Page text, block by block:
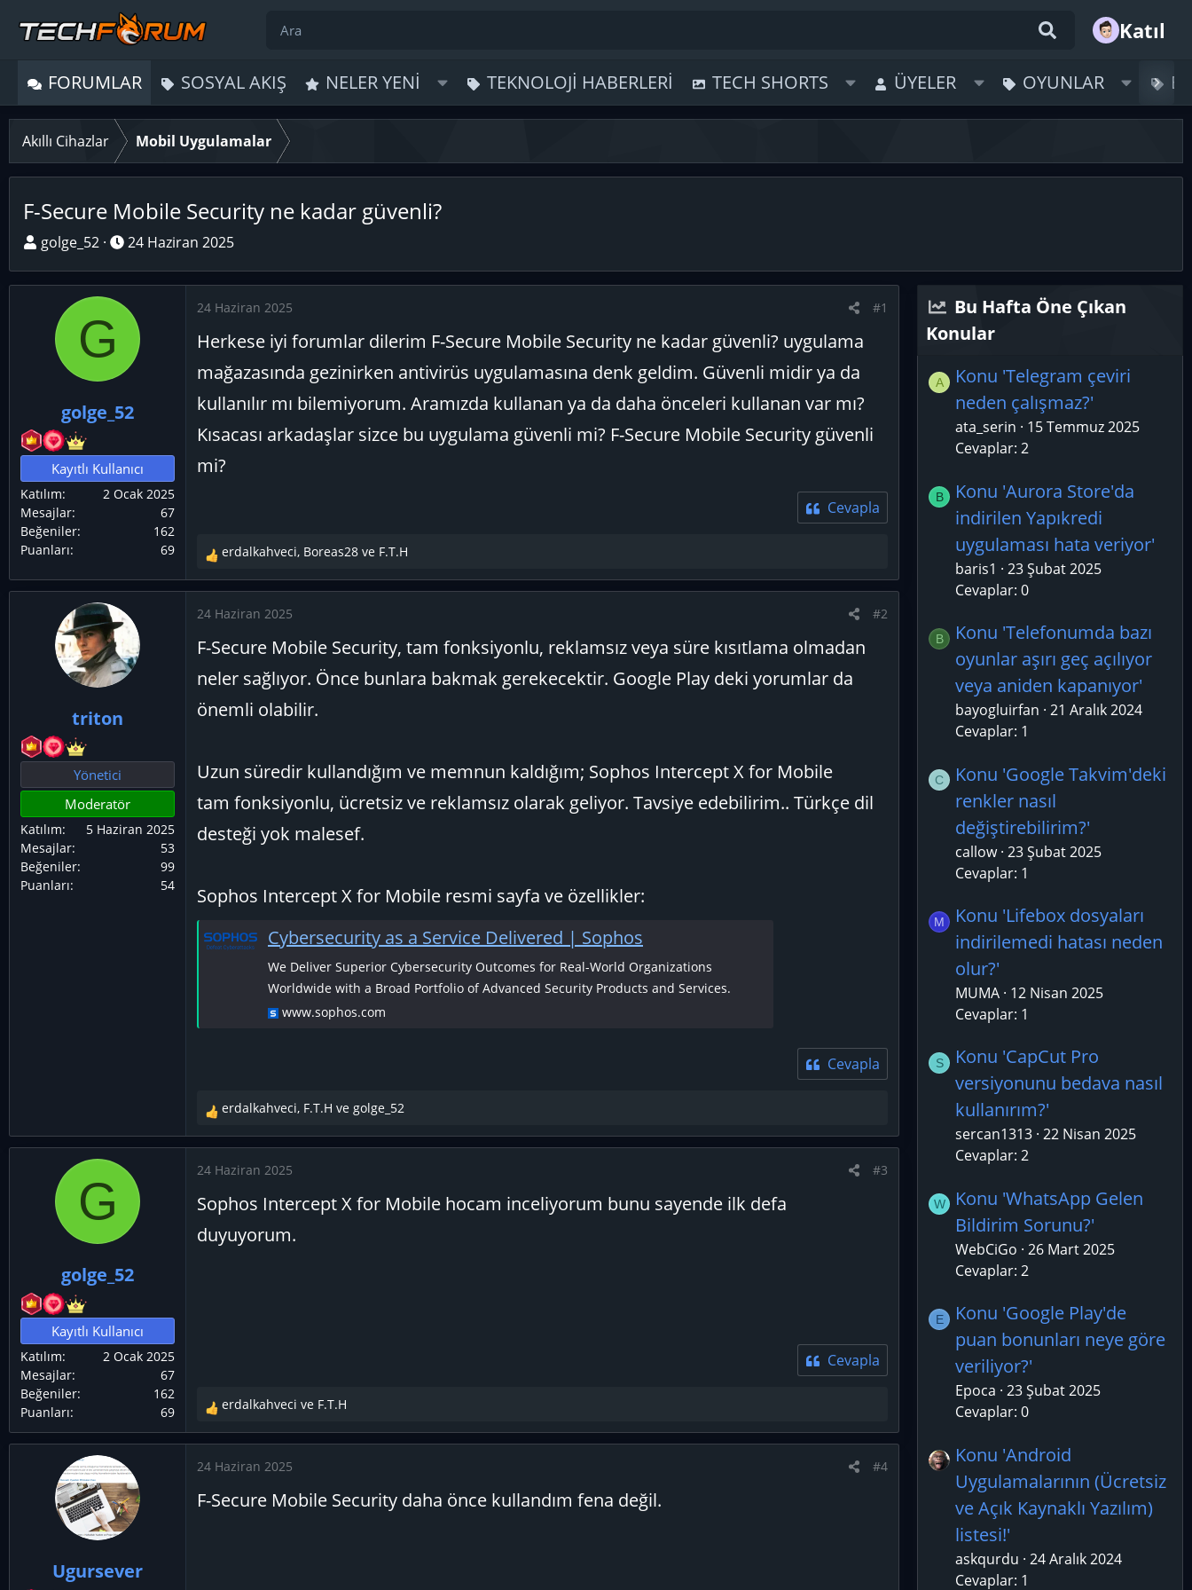
Katıl
FORUMLAR SOSYAL AKIŞ NELER YENI TEKNOLOJI HABERLERI TECH SHORTS ÜYELER OYUNLAR
Akıllı Cihazlar Mobil Uygulamalar
F-Secure Mobile Security ne kadar güvenli?
K
n
l
a
a
n
golge_52
B
ş
l
g
ç
a
r
i
24 Haziran 2025
G
golge_52
Kayıtlı Kullanıcı
Katılım
2 Ocak 2025
Mesajlar
67
Beğeniler
162
Puanları
69
24 Haziran 2025 #1
Herkese iyi forumlar dilerim F-Secure Mobile Security ne kadar güvenli? uygulama
mağazasında gezinirken antivirüs uygulamasına denk geldim. Güvenli midir ya da
kullanılır mı bilemiyorum. Aramızda kullanan ya da daha önceleri kullanan var mı?
Kısacası arkadaşlar sizce bu uygulama güvenli mi? F-Secure Mobile Security güvenli
mi?
Cevapla
T
e
p
k
l
e
r
:
erdalkahveci, Boreas28 ve F.T.H
triton
Yönetici
Moderatör
Katılım
5 Haziran 2025
Mesajlar
53
Beğeniler
99
Puanları
54
24 Haziran 2025 #2
F-Secure Mobile Security, tam fonksiyonlu, reklamsız veya süre kısıtlama olmadan
neler sağlıyor. Önce bunlara bakmak gerekecektir. Google Play deki yorumlar da
önemli olabilir.
Uzun süredir kullandığım ve memnun kaldığım; Sophos Intercept X for Mobile
tam fonksiyonlu, ücretsiz ve reklamsız olarak geliyor. Tavsiye edebilirim.. Türkçe dil
desteği yok malesef.
Sophos Intercept X for Mobile resmi sayfa ve özellikler:
Cybersecurity as a Service Delivered | Sophos
We Deliver Superior Cybersecurity Outcomes for Real-World Organizations
Worldwide with a Broad Portfolio of Advanced Security Products and Services.
www.sophos.com
Cevapla
T
e
p
k
l
e
r
erdalkahveci, F.T.H ve golge_52
G
golge_52
Kayıtlı Kullanıcı
Katılım
2 Ocak 2025
Mesajlar
67
Beğeniler
162
Puanları
69
24 Haziran 2025 #3
Sophos Intercept X for Mobile hocam inceliyorum bunu sayende ilk defa
duyuyorum.
Cevapla
T
e
p
k
l
erdalkahveci ve F.T.H
Ugursever
24 Haziran 2025 #4
F-Secure Mobile Security daha önce kullandım fena değil.
Bu Hafta Öne Çıkan
Konular
A
Konu 'Telegram çeviri
neden çalışmaz?'
ata_serin
15 Temmuz 2025
Cevaplar: 2
B
Konu 'Aurora Store'da
indirilen Yapıkredi
uygulaması hata veriyor'
baris1
23 Şubat 2025
Cevaplar: 0
B
Konu 'Telefonumda bazı
oyunlar aşırı geç açılıyor
veya aniden kapanıyor'
bayogluirfan 21 Aralık 2024
Cevaplar: 1
C
Konu 'Google Takvim'deki
renkler nasıl
değiştirebilirim?'
callow 23 Şubat 2025
Cevaplar: 1
M
Konu 'Lifebox dosyaları
indirilemedi hatası neden
olur?'
MUMA 12 Nisan 2025
Cevaplar: 1
S
Konu 'CapCut Pro
versiyonunu bedava nasıl
kullanırım?'
sercan1313 22 Nisan 2025
Cevaplar: 2
W
Konu 'WhatsApp Gelen
Bildirim Sorunu?'
WebCiGo 26 Mart 2025
Cevaplar: 2
E
Konu 'Google Play'de
puan bonunları neye göre
veriliyor?'
Epoca 23 Şubat 2025
Cevaplar: 0
Konu 'Android
Uygulamalarının (Ücretsiz
ve Açık Kaynaklı Yazılım)
listesi!'
askqurdu 24 Aralık 2024
Cevaplar: 1